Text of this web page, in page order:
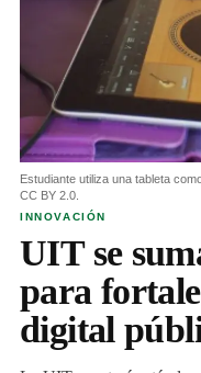
INNOVACIÓN
UIT se
para
digital
Estudiante utiliza una tableta
CC BY 2.0.